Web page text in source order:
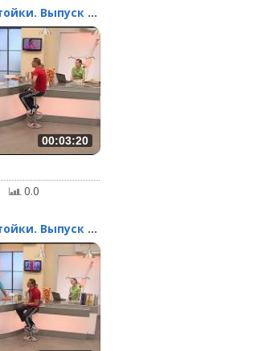
Барные стойки. Выпуск 138
00:03:20
0.0
Барные стойки. Выпуск 136